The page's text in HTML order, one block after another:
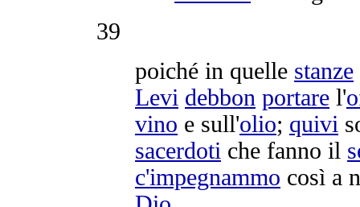
39
poiché in quelle stanze
Levi debbon portare l'
vino e sull'olio; quivi
sacerdoti che fanno il
c'impegnammo così a